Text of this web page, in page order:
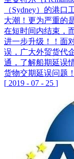
（Sydney）的港
大潮！更为严重的
在短时间内结束，
进一步升级！！面
误，广大外贸货代
通，了解船期延误
货物交期延误问题
[ 2019 - 07 - 25 ]